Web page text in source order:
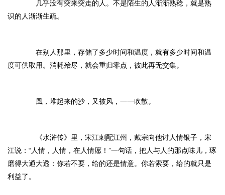
几乎没有突来突走的人。不是陌生的人渐渐熟稔，就是熟
识的人渐渐生疏。
在别人那里，存储了多少时间和温度，就有多少时间和温
度可供取用。消耗殆尽，就会重归零点，彼此再无交集。
風，堆起来的沙，又被风，一一吹散。
《水浒传》里，宋江刺配江州，戴宗向他讨人情银子，宋
江说：“人情，人情，在人情愿！”一句话，把人与人的那点味儿，琢
磨得大通大透：你若不要，给的还是情意。你若索要，给的就只是
利益了。